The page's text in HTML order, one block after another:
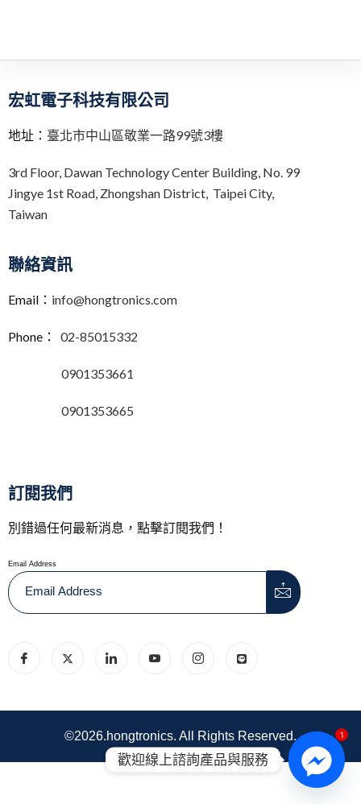
宏虹電子科技有限公司
地址： 臺北市中山區敬業一路99號3樓
3rd Floor, Dawan Technology Center Building, No. 99
Jingye 1st Road, Zhongshan District, Taipei City,
Taiwan
聯絡資訊
Email： info@hongtronics.com
Phone： 02-85015332
0901353661
0901353665
訂閱我們
別錯過任何最新消息，點擊訂閱我們！
Email Address
©2026.hongtronics. All Rights Reserved. 1
歡迎線上諮詢產品與服務